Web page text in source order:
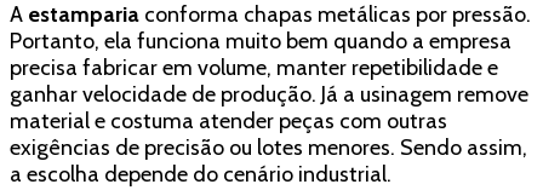
A estamparia conforma chapas metálicas por pressão.
Portanto, ela funciona muito bem quando a empresa
precisa fabricar em volume, manter repetibilidade e
ganhar velocidade de produção. Já a usinagem remove
material e costuma atender peças com outras
exigências de precisão ou lotes menores. Sendo assim,
a escolha depende do cenário industrial.